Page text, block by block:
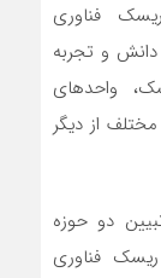
فناوری
دانش و تجربه
واحدهای
از دیگر
دو حوزه
فناوری